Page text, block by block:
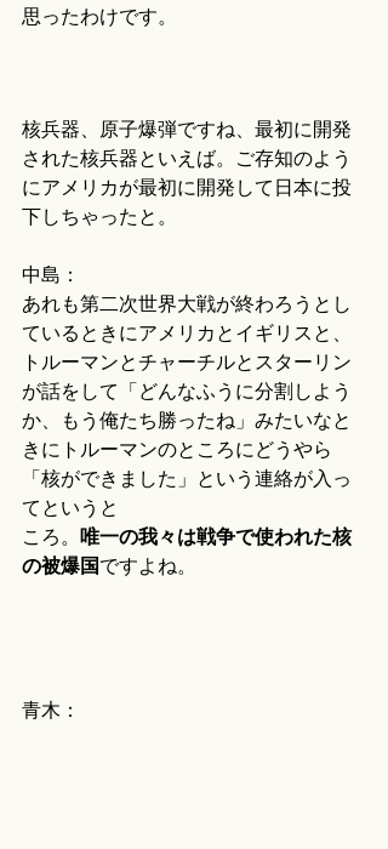
思ったわけです。
核兵器、原子爆弾ですね、最初に開発
された核兵器といえば。ご存知のよう
にアメリカが最初に開発して日本に投
下しちゃったと。
中島：
あれも第二次世界大戦が終わろうとし
ているときにアメリカとイギリスと、
トルーマンとチャーチルとスターリン
が話をして「どんなふうに分割しよう
か、もう俺たち勝ったね」みたいなと
きにトルーマンのところにどうやら
「核ができました」という連絡が入っ
てというと
ころ。 唯一の我々は戦争で使われた核
の被爆国ですよね。
青木：